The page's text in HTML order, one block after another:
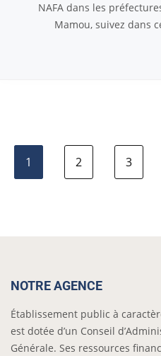
NAFA dans les
Mamou, suivez dans
1 2 3
NOTRE AGENCE
Établissement public à
est dotée d’un Conseil
Générale. Ses ressources